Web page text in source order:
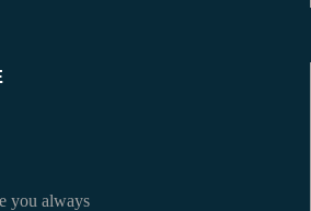
you always